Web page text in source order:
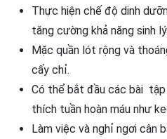
Thực hiện chế độ dinh
tăng cường khả năng sinh lý.
Mặc quần lót rộng và
cấy chỉ.
Có thể bắt đầu các bài tập
thích tuần hoàn máu như
Làm việc và nghỉ ngơi cân